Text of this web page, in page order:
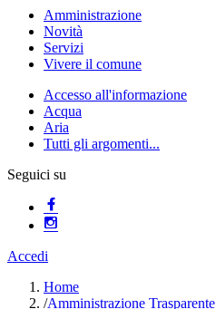
Amministrazione
Novità
Servizi
Vivere il comune
Accesso all'informazione
Acqua
Aria
Tutti gli argomenti...
Seguici su
Accedi
Home
/Amministrazione Trasparente